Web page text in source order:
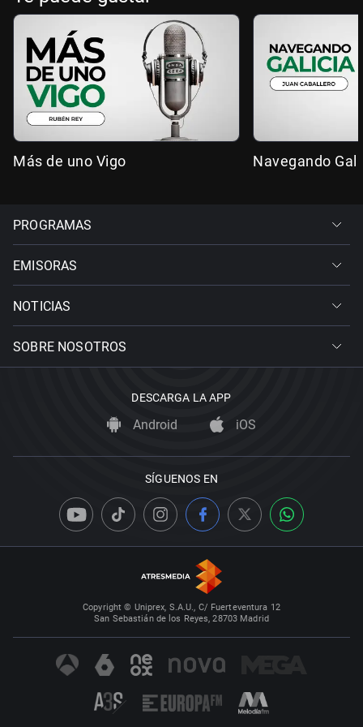
Más de uno Vigo Navegando
PROGRAMAS
EMISORAS
NOTICIAS
SOBRE NOSOTROS
DESCARGA LA APP
Android iOS
SÍGUENOS EN
Copyright © Uniprex, S.A.U., C/ Fuerteventura 12
San Sebastián de los Reyes, 28703 Madrid